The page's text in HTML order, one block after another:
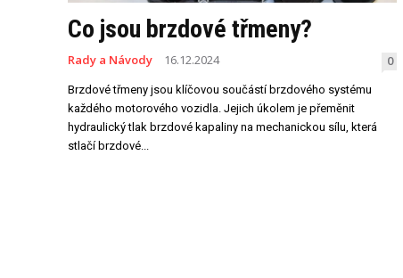
Co jsou brzdové třmeny?
Rady a Návody 16.12.2024 0
Brzdové třmeny jsou klíčovou součástí brzdového systému
každého motorového vozidla. Jejich úkolem je přeměnit
hydraulický tlak brzdové kapaliny na mechanickou sílu, která
stlačí brzdové...